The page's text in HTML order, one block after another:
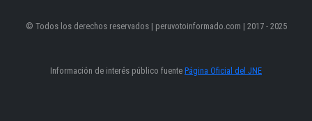
© Todos los derechos reservados | peruvotoinformado.com | 2017 - 2025
Información de interés público fuente Página Oficial del JNE